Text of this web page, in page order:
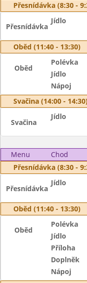
Přesnídávka (8:30 -
Přesnídávka
Jídlo
Oběd (11:40 - 13:30)
Oběd
Polévka
Jídlo
Nápoj
Svačina (14:00 -
Svačina
Jídlo
Menu Chod
Přesnídávka (8:30 -
Přesnídávka
Jídlo
Oběd (11:40 - 13:30)
Oběd
Polévka
Jídlo
Příloha
Doplněk
Nápoj